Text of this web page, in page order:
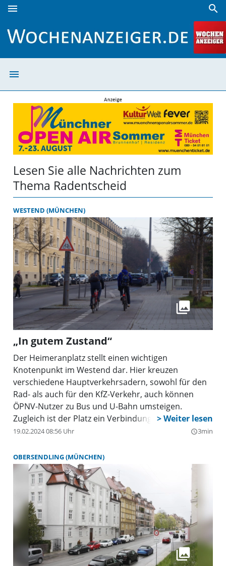
menu search
menu
Lesen Sie alle Nachrichten zum
Thema Radentscheid
WESTEND (MÜNCHEN)
„In gutem Zustand“
Der Heimeranplatz stellt einen wichtigen
Knotenpunkt im Westend dar. Hier kreuzen
verschiedene Hauptverkehrsadern, sowohl für den
Rad- als auch für den KfZ-Verkehr, auch können
ÖPNV-Nutzer zu Bus und U-Bahn umsteigen.
Zugleich ist der Platz ein Verbindungsglied ins
Viertel. Schon lange wünscht man sich im Westend
dazu aus dem Bezirksausschuss Schwanthalerhöhe
(BA 8) ein Antrag, 2023 ein zweiter. Insbesondere im
Zuge der Maßnahmen zum Radentscheid in der
Ridlerstraße, könnte der Heimeranplatz aufgewertet
werden, so die Idee. Zum Teil soll dies nun auch so
kommen.
19.02.2024 08:56 Uhr query_builder3min
OBERSENDLING (MÜNCHEN)